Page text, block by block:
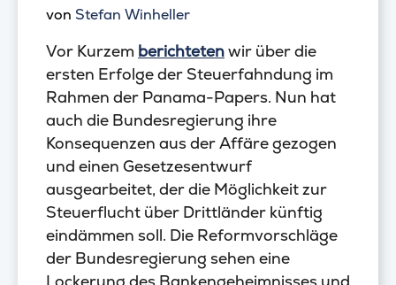
von Stefan Winheller
Vor Kurzem berichtetenwir über die
ersten Erfolge der Steuerfahndung im
Rahmen der Panama-Papers. Nun hat
auch die Bundesregierung ihre
Konsequenzen aus der Affäre gezogen
und einen Gesetzesentwurf
ausgearbeitet, der die Möglichkeit zur
Steuerflucht über Drittländer künftig
eindämmen soll. Die Reformvorschläge
der Bundesregierung sehen eine